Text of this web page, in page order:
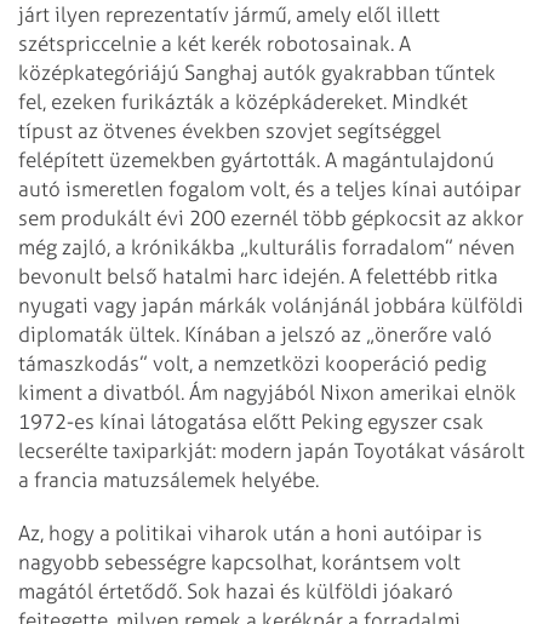
járt ilyen reprezentatív jármű, amely elől illett
szétspriccelnie a két kerék robotosainak. A
középkategóriájú Sanghaj autók gyakrabban tűntek
fel, ezeken furikázták a középkádereket. Mindkét
típust az ötvenes években szovjet segítséggel
felépített üzemekben gyártották. A magántulajdonú
autó ismeretlen fogalom volt, és a teljes kínai autóipar
sem produkált évi 200 ezernél több gépkocsit az akkor
még zajló, a krónikákba „kulturális forradalom” néven
bevonult belső hatalmi harc idején. A felettébb ritka
nyugati vagy japán márkák volánjánál jobbára külföldi
diplomaták ültek. Kínában a jelszó az „önerőre való
támaszkodás” volt, a nemzetközi kooperáció pedig
kiment a divatból. Ám nagyjából Nixon amerikai elnök
1972-es kínai látogatása előtt Peking egyszer csak
lecserélte taxiparkját: modern japán Toyotákat vásárolt
a francia matuzsálemek helyébe.
Az, hogy a politikai viharok után a honi autóipar is
nagyobb sebességre kapcsolhat, korántsem volt
magától értetődő. Sok hazai és külföldi jóakaró